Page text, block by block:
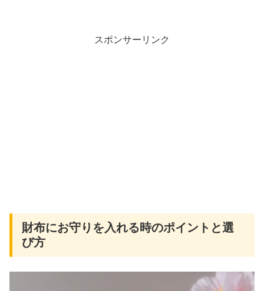
スポンサーリンク
財布にお守りを入れる時のポイントと選
び方